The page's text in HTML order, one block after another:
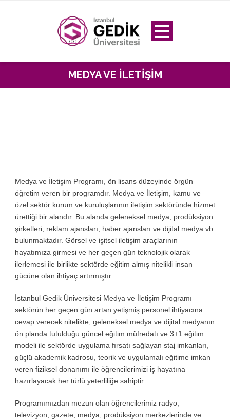
MEDYA VE İLETIŞIM
Medya ve İletişim Programı, ön lisans düzeyinde örgün
öğretim veren bir programdır. Medya ve İletişim, kamu ve
özel sektör kurum ve kuruluşlarının iletişim sektöründe hizmet
ürettiği bir alandır. Bu alanda geleneksel medya, prodüksiyon
şirketleri, reklam ajansları, haber ajansları ve dijital medya vb.
bulunmaktadır. Görsel ve işitsel iletişim araçlarının
hayatımıza girmesi ve her geçen gün teknolojik olarak
ilerlemesi ile birlikte sektörde eğitim almış nitelikli insan
gücüne olan ihtiyaç artırmıştır.
İstanbul Gedik Üniversitesi Medya ve İletişim Programı
sektörün her geçen gün artan yetişmiş personel ihtiyacına
cevap verecek nitelikte, geleneksel medya ve dijital medyanın
ön planda tutulduğu güncel eğitim müfredatı ve 3+1 eğitim
modeli ile sektörde uygulama fırsatı sağlayan staj imkanları,
güçlü akademik kadrosu, teorik ve uygulamalı eğitime imkan
veren fiziksel donanımı ile öğrencilerimizi iş hayatına
hazırlayacak her türlü yeterliliğe sahiptir.
Programımızdan mezun olan öğrencilerimiz radyo,
televizyon, gazete, medya, prodüksiyon merkezlerinde ve